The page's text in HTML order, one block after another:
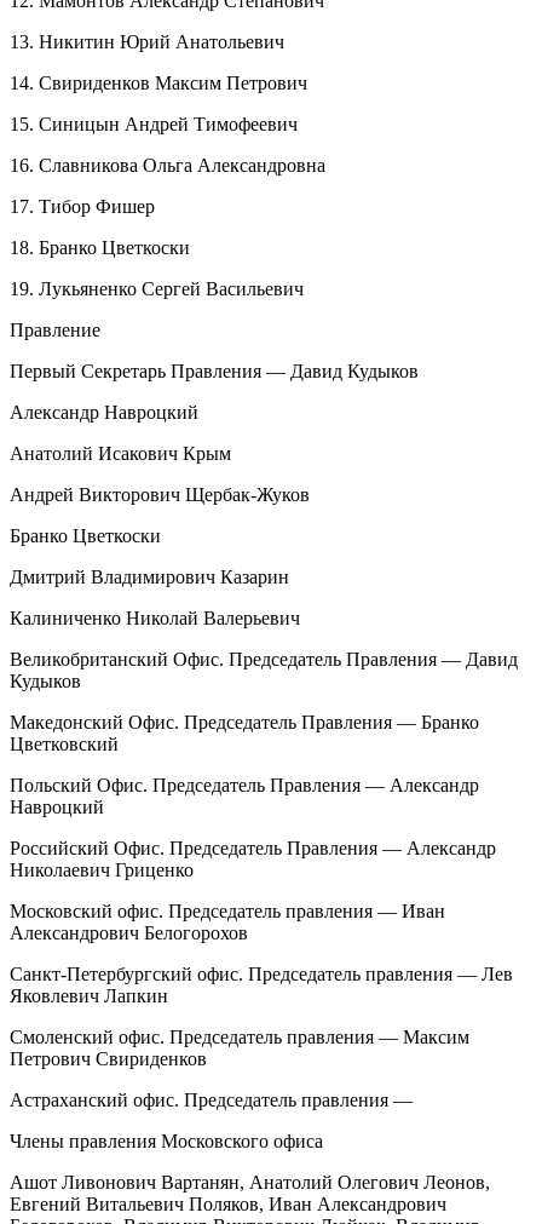
13. Никитин Юрий Анатольевич
14. Свириденков Максим Петрович
15. Синицын Андрей Тимофеевич
16. Славникова Ольга Александровна
17. Тибор Фишер
18. Бранко Цветкоски
19. Лукьяненко Сергей Васильевич
Правление
Первый Секретарь Правления — Давид Кудыков
Александр Навроцкий
Анатолий Исакович Крым
Андрей Викторович Щербак-Жуков
Бранко Цветкоски
Дмитрий Владимирович Казарин
Калиниченко Николай Валерьевич
Великобританский Офис. Председатель Правления — Давид
Кудыков
Македонский Офис. Председатель Правления — Бранко
Цветковский
Польский Офис. Председатель Правления — Александр
Навроцкий
Российский Офис. Председатель Правления — Александр
Николаевич Гриценко
Московский офис. Председатель правления — Иван
Александрович Белогорохов
Санкт-Петербургский офис. Председатель правления — Лев
Яковлевич Лапкин
Смоленский офис. Председатель правления — Максим
Петрович Свириденков
Астраханский офис. Председатель правления —
Члены правления Московского офиса
Ашот Ливонович Вартанян, Анатолий Олегович Леонов,
Евгений Витальевич Поляков, Иван Александрович